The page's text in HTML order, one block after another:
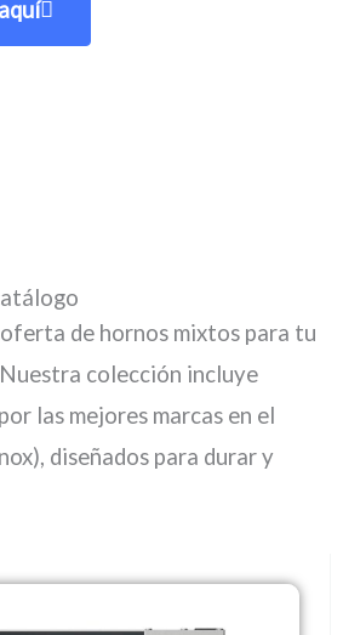
de hornos mixtos para tu
colección incluye
las mejores marcas en el
diseñados para durar y